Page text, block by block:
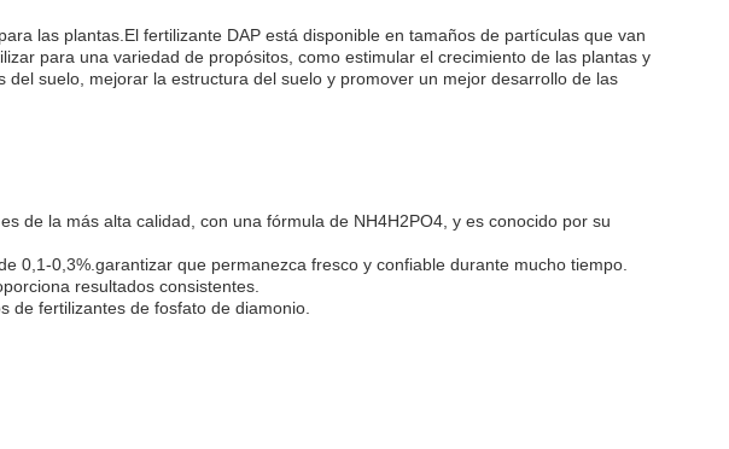
las plantas.El fertilizante DAP está disponible en tamaños de partículas que van
para una variedad de propósitos, como estimular el crecimiento de las plantas y
suelo, mejorar la estructura del suelo y promover un mejor desarrollo de las
de la más alta calidad, con una fórmula de NH4H2PO4, y es conocido por su
0,1-0,3%.garantizar que permanezca fresco y confiable durante mucho tiempo.
resultados consistentes.
de fertilizantes de fosfato de diamonio.